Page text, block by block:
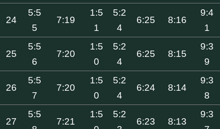
24
5:5
5
7:19
1:5
1
5:2
4
6:25 8:16
9:4
1
25
5:5
6
7:20
1:5
0
5:2
4
6:25 8:15
9:3
9
26
5:5
7
7:20
1:5
0
5:2
4
6:24 8:14
9:3
8
27
5:5
7:21
1:5
5:2
6:23 8:13
9:3